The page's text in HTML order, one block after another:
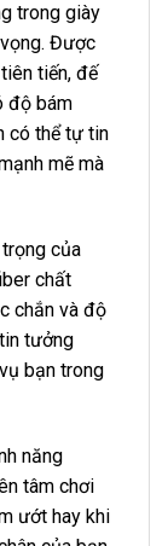
trong giày
Được
tiến, đế
độ bám
có thể tự tin
mẽ mà
của
chất
chắn và độ
tưởng
bạn trong
năng
tâm chơi
ướt hay khi